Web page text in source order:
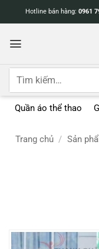
dung
Hotline bán hàng: 0961
Tìm
Quần áo thể thao
Trang chủ / Sản